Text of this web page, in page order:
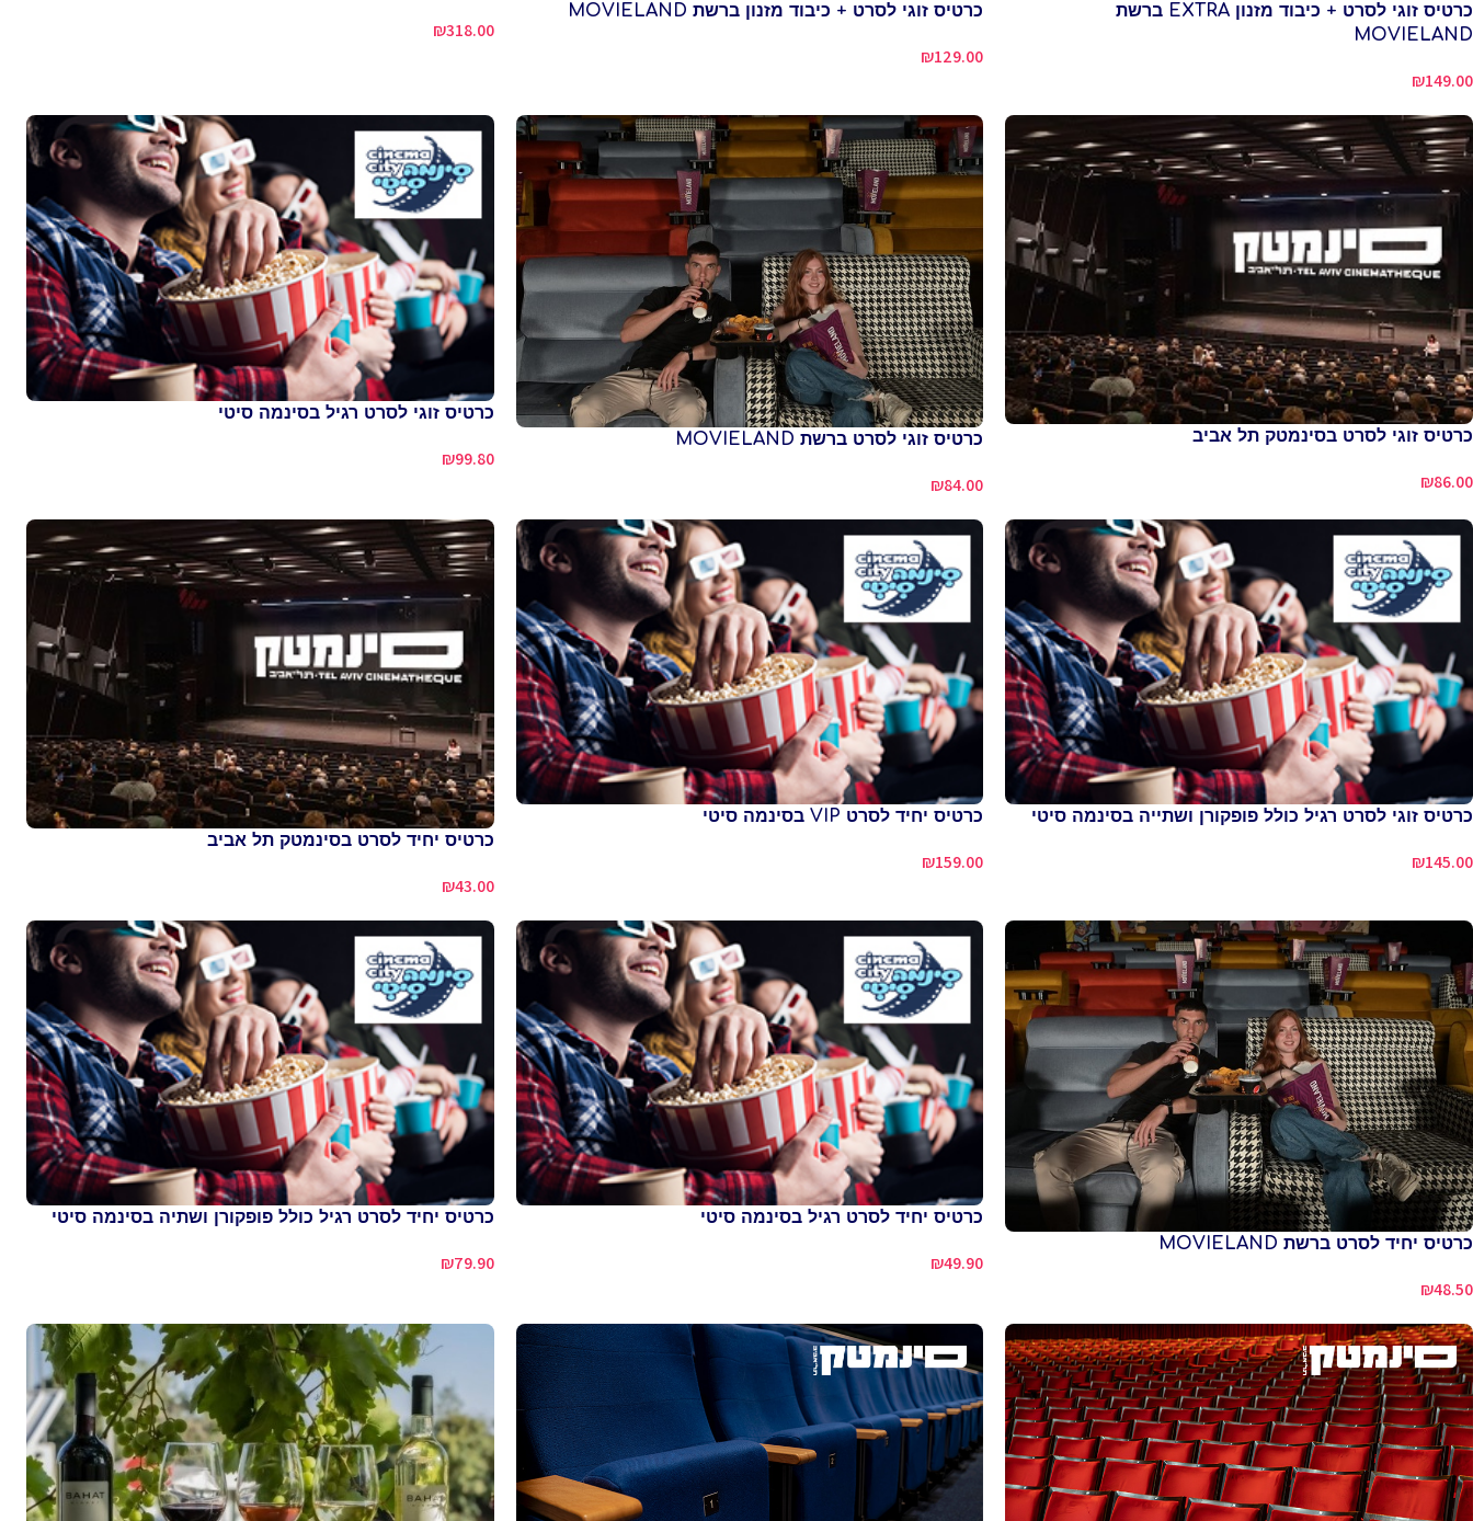
כרטיס זוגי לסרט + כיבוד מזנון EXTRA ברשת
MOVIELAND
₪149.00
כרטיס זוגי לסרט + כיבוד מזנון ברשת MOVIELAND
₪129.00
₪318.00
כרטיס זוגי לסרט בסינמטק תל אביב
₪86.00
כרטיס זוגי לסרט ברשת MOVIELAND
₪84.00
כרטיס זוגי לסרט רגיל בסינמה סיטי
₪99.80
כרטיס זוגי לסרט רגיל כולל פופקורן ושתייה בסינמה סיטי
₪145.00
כרטיס יחיד לסרט VIP בסינמה סיטי
₪159.00
כרטיס יחיד לסרט בסינמטק תל אביב
₪43.00
כרטיס יחיד לסרט ברשת MOVIELAND
₪48.50
כרטיס יחיד לסרט רגיל בסינמה סיטי
₪49.90
כרטיס יחיד לסרט רגיל כולל פופקורן ושתיה בסינמה סיטי
₪79.90